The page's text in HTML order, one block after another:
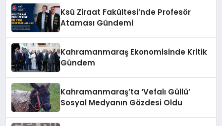
Ksü Ziraat Fakültesi’nde Profesör
Ataması Gündemi
Kahramanmaraş Ekonomisinde Kritik
Gündem
Kahramanmaraş’ta ‘Vefalı Güllü’
Sosyal Medyanın Gözdesi Oldu